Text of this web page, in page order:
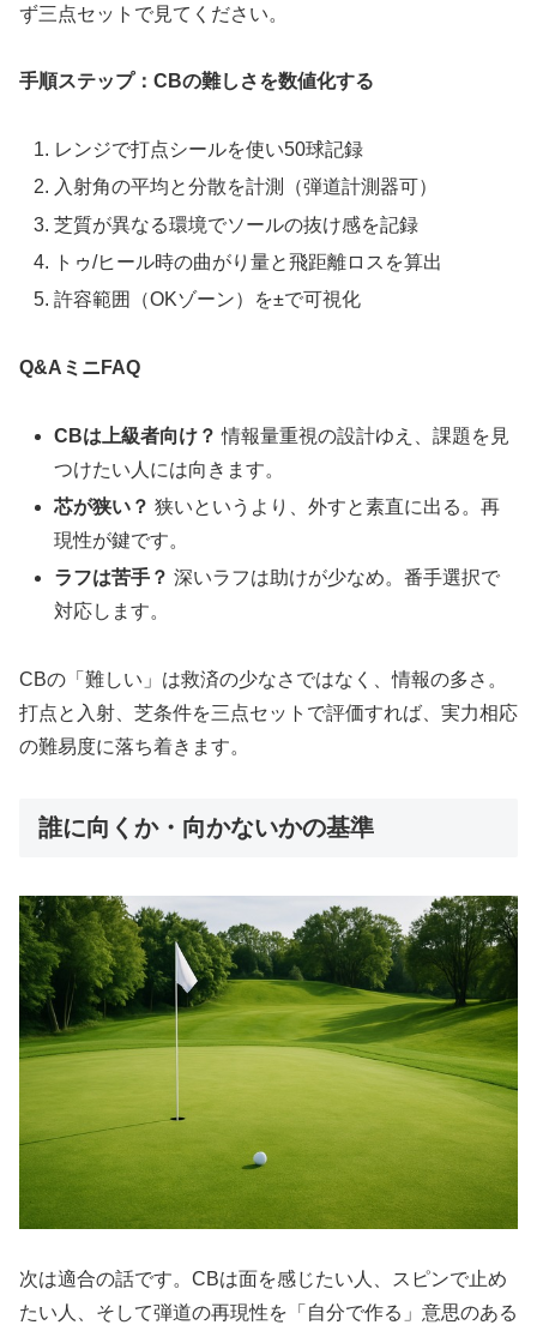
ず三点セットで見てください。
手順ステップ：CBの難しさを数値化する
レンジで打点シールを使い50球記録
入射角の平均と分散を計測（弾道計測器可）
芝質が異なる環境でソールの抜け感を記録
トゥ/ヒール時の曲がり量と飛距離ロスを算出
許容範囲（OKゾーン）を±で可視化
Q&AミニFAQ
CBは上級者向け？ 情報量重視の設計ゆえ、課題を見
つけたい人には向きます。
芯が狭い？ 狭いというより、外すと素直に出る。再
現性が鍵です。
ラフは苦手？ 深いラフは助けが少なめ。番手選択で
対応します。
CBの「難しい」は救済の少なさではなく、情報の多さ。
打点と入射、芝条件を三点セットで評価すれば、実力相応
の難易度に落ち着きます。
誰に向くか・向かないかの基準
次は適合の話です。CBは面を感じたい人、スピンで止め
たい人、そして弾道の再現性を「自分で作る」意思のある